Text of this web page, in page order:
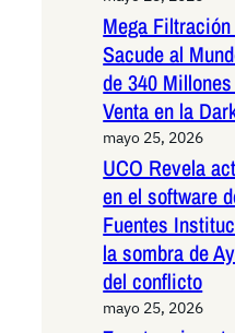
Mega
Sacude al
de 340
Venta en la
mayo 25, 2026
UCO Revela
en el software
Fuentes
la sombra de
del conflicto
mayo 25, 2026